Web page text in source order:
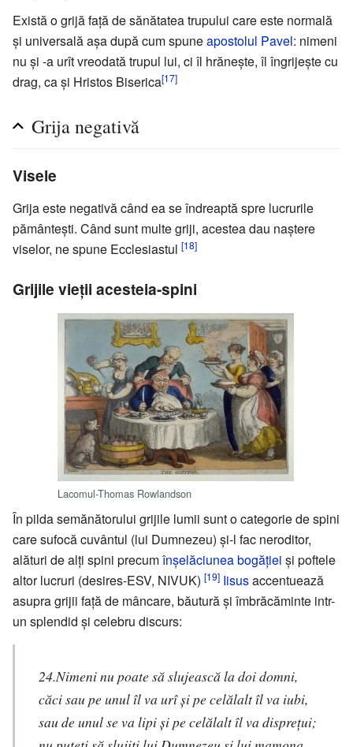
Există o grijă faţă de sănătatea trupului care este normală
şi universală aşa după cum spuneapostolul Pavel: nimeni
nu şi -a urît vreodată trupul lui, ci îl hrăneşte, îl îngrijeşte cu
drag, ca şi Hristos Biserica[17]
Grija negativă
Visele
Grija este negativă când ea se îndreaptă spre lucrurile
pământeşti. Când sunt multe griji, acestea dau naştere
viselor, ne spune Ecclesiastul [18]
Grijile vieţii acesteia-spini
Lacomul-Thomas Rowlandson
În pilda semănătorului grijile lumii sunt o categorie de spini
care sufocă cuvântul (lui Dumnezeu) şi-l fac neroditor,
alături de alţi spini precumînşelăciunea bogăţiei şi poftele
altor lucruri (desires-ESV, NIVUK) [19] Iisusaccentuează
asupra grijii faţă de mâncare, băutură şi îmbrăcăminte intr-
un splendid şi celebru discurs:
24.Nimeni nu poate să slujească la doi domni,
căci sau pe unul îl va urî şi pe celălalt îl va iubi,
sau de unul se va lipi şi pe celălalt îl va dispreţui;